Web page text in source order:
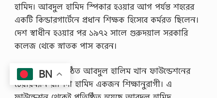
হামিদ। আবদুল হামিদ স্পিকার হওয়ার আগ পর্যন্ত শহরের
একটি কিন্ডারগার্টেনে প্রধান শিক্ষক হিসেবে কর্মরত ছিলেন।
দেশ স্বাধীন হওয়ার পর ১৯৭২ সালে গুরুদয়াল সরকারি
কলেজ থেকে স্নাতক পাস করেন।
বাবার নামে প্রতিষ্ঠিত আবদুল হালিম খান ফাউন্ডেশনের
চেয়ারম্যান রাশিদা হামিদ একজন শিক্ষানুরাগী। এ
BN